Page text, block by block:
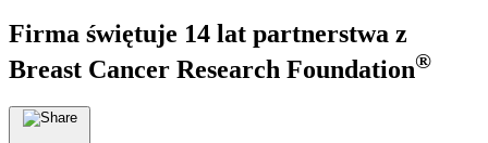
Firma świętuje 14 lat partnerstwa z
Breast Cancer Research Foundation®